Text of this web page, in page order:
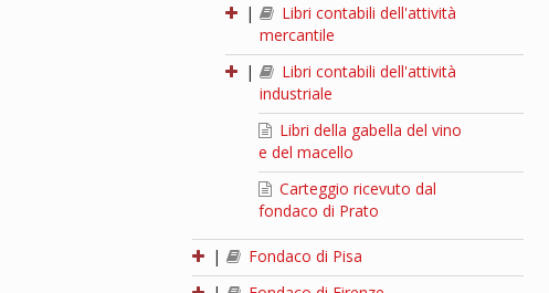
|
Libri contabili dell'attività
mercantile
|
Libri contabili dell'attività
industriale
Libri della gabella del vino
e del macello
Carteggio ricevuto dal
fondaco di Prato
|
Fondaco di Pisa